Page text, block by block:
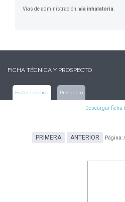
Vias de administración:vía inhalatoria
FICHA TÉCNICA Y PROSPECTO
Ficha técnica Prospecto
Descargar ficha
PRIMERA ANTERIOR Página:/